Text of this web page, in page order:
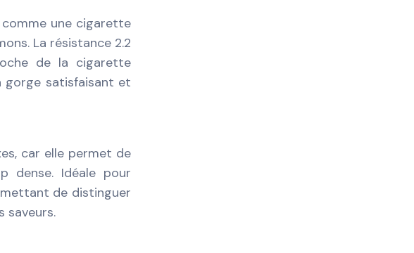
une cigarette
La résistance 2.2
de la cigarette
gorge satisfaisant et
car elle permet de
dense. Idéale pour
de distinguer
saveurs.